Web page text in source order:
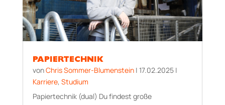
PAPIERTECHNIK
vonChris Sommer-Blumenstein| 17.02.2025|
Karriere, Studium
Papiertechnik (dual) Du findest große